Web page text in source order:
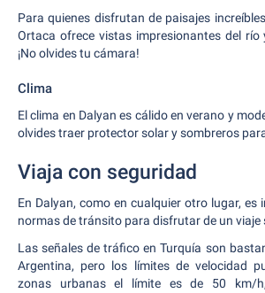
Para quienes disfrutan de paisajes
Ortaca ofrece vistas impresionantes del río
¡No olvides tu cámara!
Clima
El clima en Dalyan es cálido en verano y
olvides traer protector solar y sombreros
Viaja con seguridad
En Dalyan, como en cualquier otro lugar, es
normas de tránsito para disfrutar de un viaje
Las señales de tráfico en Turquía son
Argentina, pero los límites de velocidad
zonas urbanas el límite es de 50 km/